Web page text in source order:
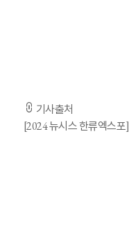
기사출처
[2024 뉴시스 한류엑스